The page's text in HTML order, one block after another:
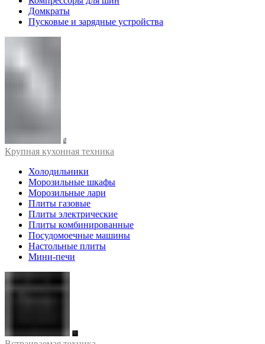
Домкраты
Пусковые и зарядные устройства
Крупная кухонная техника
Холодильники
Морозильные шкафы
Морозильные лари
Плиты газовые
Плиты электрические
Плиты комбинированные
Посудомоечные машины
Настольные плиты
Мини-печи